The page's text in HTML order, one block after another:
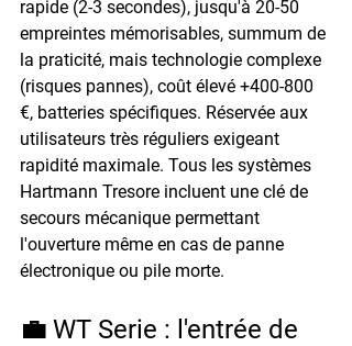
rapide (2-3 secondes), jusqu'à 20-50
empreintes mémorisables, summum de
la praticité, mais technologie complexe
(risques pannes), coût élevé +400-800
€, batteries spécifiques. Réservée aux
utilisateurs très réguliers exigeant
rapidité maximale. Tous les systèmes
Hartmann Tresore incluent une clé de
secours mécanique permettant
l'ouverture même en cas de panne
électronique ou pile morte.
💼 WT Serie : l'entrée de